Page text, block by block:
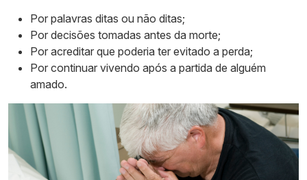
Por palavras ditas ou não ditas;
Por decisões tomadas antes da morte;
Por acreditar que poderia ter evitado a perda;
Por continuar vivendo após a partida de alguém
amado.